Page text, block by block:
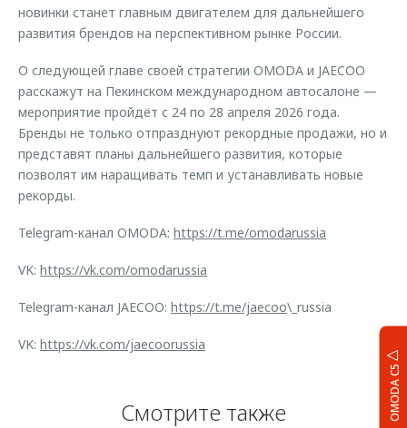
OMODA C5
новинки станет главным двигателем для дальнейшего
развития брендов на перспективном рынке России.
О следующей главе своей стратегии OMODA и JAECOO
расскажут на Пекинском международном автосалоне —
мероприятие пройдёт с 24 по 28 апреля 2026 года.
Бренды не только отпразднуют рекордные продажи, но и
представят планы дальнейшего развития, которые
позволят им наращивать темп и устанавливать новые
рекорды.
Telegram-канал OMODA: https://t.me/omodarussia
VK: https://vk.com/omodarussia
Telegram-канал JAECOO: https://t.me/jaecoo\_russia
VK: https://vk.com/jaecoorussia
Смотрите также